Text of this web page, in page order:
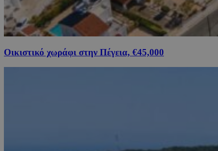
Οικιστικό χωράφι στην Πέγεια, €45,000